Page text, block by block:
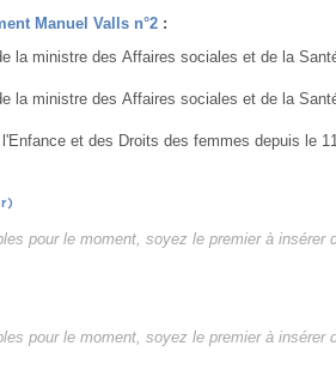
Manuel Valls n°2:
la ministre des Affaires sociales et de la
et des Droits des femmes depuis le
pour le moment, soyez le premier à insérer
pour le moment, soyez le premier à insérer